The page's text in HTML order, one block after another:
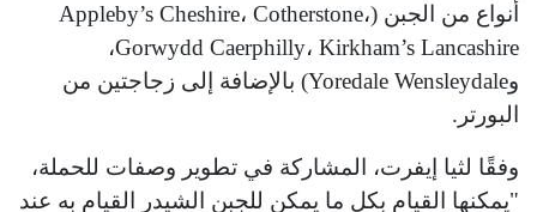
أنواع من الجبن (Appleby’s Cheshire، Cotherstone،
Gorwydd Caerphilly، Kirkham’s Lancashire،
وYoredale Wensleydale) بالإضافة إلى زجاجتين من
البورتر.
وفقًا لثيا إيفرت، المشاركة في تطوير وصفات للحملة،
"يمكنها القيام بكل ما يمكن للجبن الشيدر القيام به عند